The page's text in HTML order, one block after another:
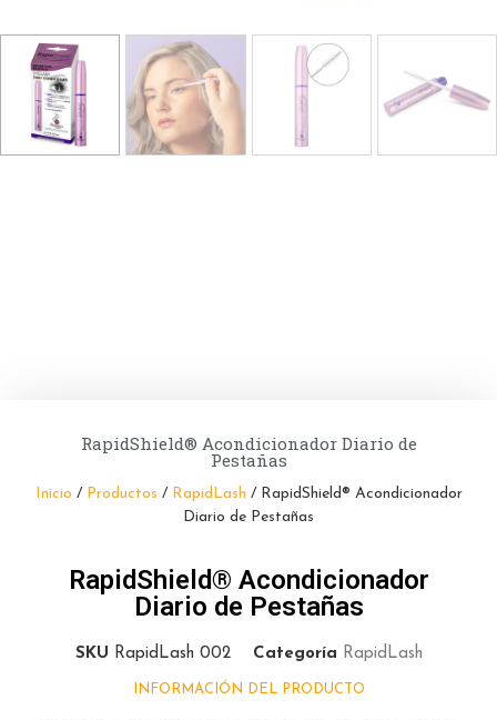
RapidShield® Acondicionador Diario de
Pestañas
Inicio / Productos / RapidLash / RapidShield® Acondicionador
Diario de Pestañas
RapidShield® Acondicionador
Diario de Pestañas
SKU RapidLash 002 Categoría RapidLash
INFORMACIÓN DEL PRODUCTO